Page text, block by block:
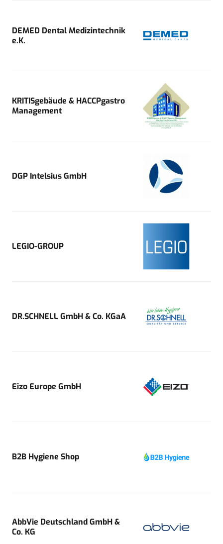
DEMED Dental Medizintechnik
e.K.
KRITISgebäude & HACCPgastro
Management
DGP Intelsius GmbH
LEGIO-GROUP
DR.SCHNELL GmbH & Co. KGaA
Eizo Europe GmbH
B2B Hygiene Shop
AbbVie Deutschland GmbH &
Co. KG